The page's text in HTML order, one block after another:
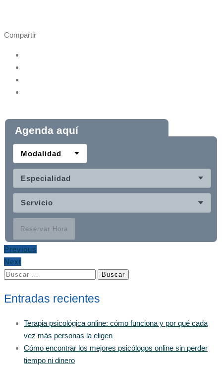
Compartir
Agenda aquí
Modalidad
Especialidad
Servicio
Reservar Hora
Previous
Next
Buscar:
Entradas recientes
Terapia psicológica online: cómo funciona y por qué cada
vez más personas la eligen
Cómo encontrar los mejores psicólogos online sin perder
tiempo ni dinero